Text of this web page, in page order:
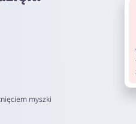
wyłączyć AdBlock oraz
myszki